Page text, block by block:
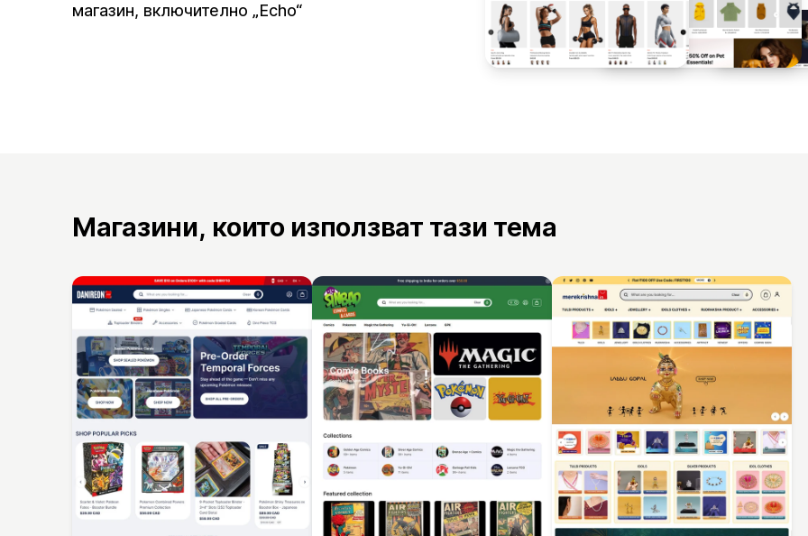
магазин, включително „Echo“
Магазини, които използват тази тема